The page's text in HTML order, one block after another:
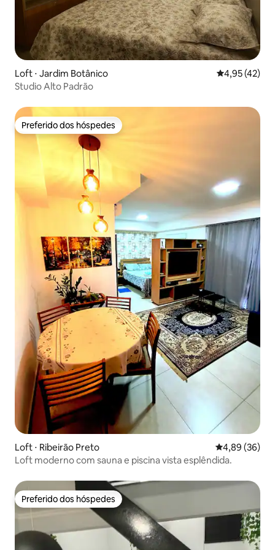
Loft ⋅ Jardim Botânico 4,95 de uma
4,95 (42)
Studio Alto Padrão
Preferido dos hóspedes
Preferido dos hóspedes
Loft ⋅ Ribeirão Preto 4,89 de uma
4,89 (36)
Loft moderno com sauna e piscina vista esplêndida.
Preferido dos hóspedes
Preferido dos hóspedes